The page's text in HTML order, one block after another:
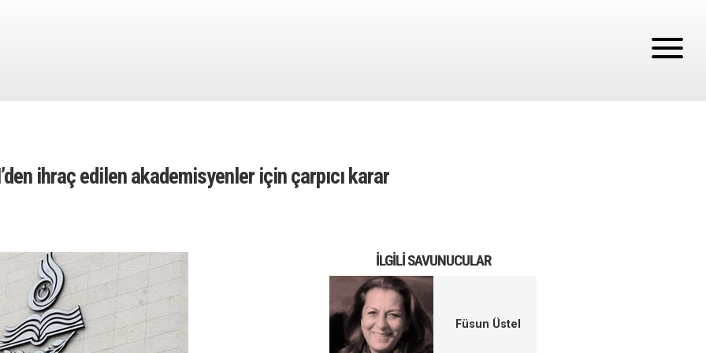
ihraç edilen akademisyenler için çarpıcı karar
İLGILI SAVUNUCULAR
Füsun Üstel